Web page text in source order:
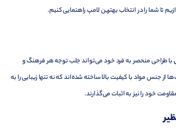
تا شما را در انتخاب بهترین لامپ راهنمایی کنیم.
با طراحی منحصر به فرد خود می‌تواند جلب توجه هر فرهنگ و
از جنس مواد با کیفیت بالا ساخته شده‌اند که نه تنها زیبایی را به
خود را نیز به اثبات می‌گذارند.